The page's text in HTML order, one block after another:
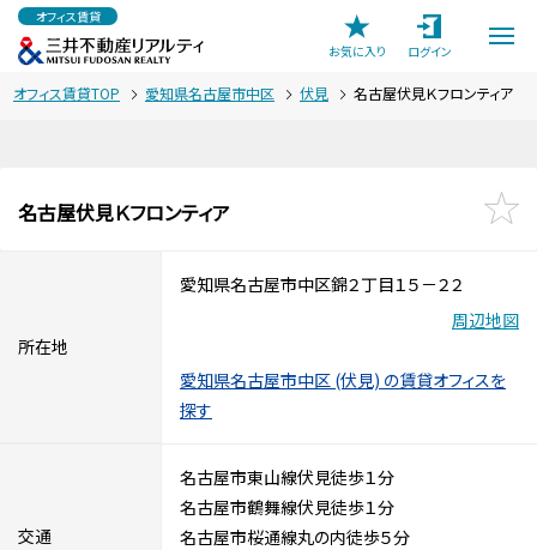
オフィス賃貸
お気に入り
ログイン
オフィス賃貸TOP 愛知県名古屋市中区 伏見 名古屋伏見Ｋフロンティア
名古屋伏見Ｋフロンティア
所在地
愛知県名古屋市中区錦２丁目１５－２２
周辺地図
愛知県名古屋市中区 (伏見) の賃貸オフィスを
探す
交通
名古屋市東山線伏見徒歩１分
名古屋市鶴舞線伏見徒歩１分
名古屋市桜通線丸の内徒歩５分